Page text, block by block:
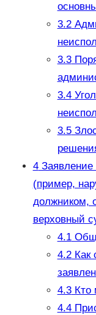
3.2
3.3
3.4
3.5
4Заявление
(пример,
должником,
верховный
4.1
4.2Как
4.3Кто
4.4